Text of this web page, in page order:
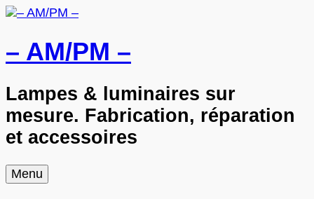
– AM/PM –
Lampes & luminaires sur
mesure. Fabrication, réparation
et accessoires
Menu Skip
to